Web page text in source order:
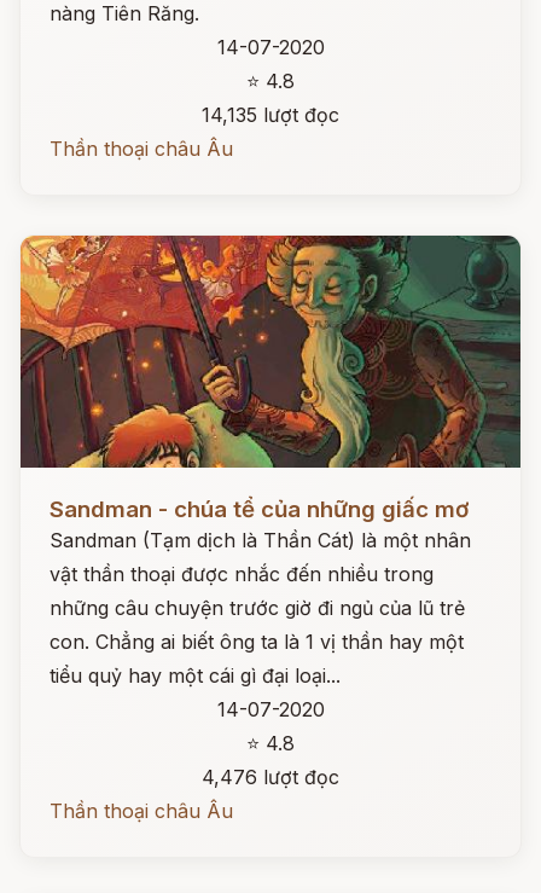
nàng Tiên Răng.
14-07-2020
⭐ 4.8
14,135 lượt đọc
Thần thoại châu Âu
Sandman - chúa tể của những giấc mơ
Sandman (Tạm dịch là Thần Cát) là một nhân
vật thần thoại được nhắc đến nhiều trong
những câu chuyện trước giờ đi ngủ của lũ trẻ
con. Chẳng ai biết ông ta là 1 vị thần hay một
tiểu quỷ hay một cái gì đại loại...
14-07-2020
⭐ 4.8
4,476 lượt đọc
Thần thoại châu Âu